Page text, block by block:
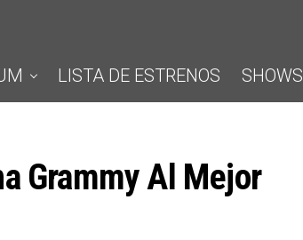
LISTA DE ESTRENOS SHOWS
Grammy Al Mejor